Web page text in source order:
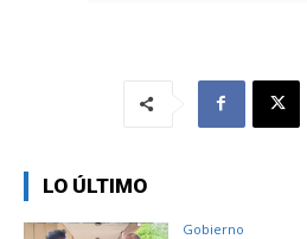
LO ÚLTIMO
Gobierno